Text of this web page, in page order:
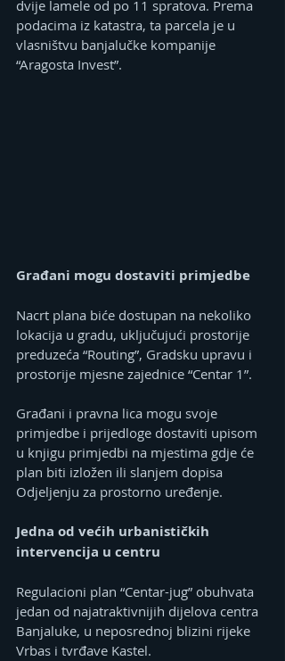
dvije lamele od po 11 spratova. Prema
podacima iz katastra, ta parcela je u
vlasništvu banjalučke kompanije
“Aragosta Invest”.
Građani mogu dostaviti primjedbe
Nacrt plana biće dostupan na nekoliko
lokacija u gradu, uključujući prostorije
preduzeća “Routing”, Gradsku upravu i
prostorije mjesne zajednice “Centar 1”.
Građani i pravna lica mogu svoje
primjedbe i prijedloge dostaviti upisom
u knjigu primjedbi na mjestima gdje će
plan biti izložen ili slanjem dopisa
Odjeljenju za prostorno uređenje.
Jedna od većih urbanističkih
intervencija u centru
Regulacioni plan “Centar-jug” obuhvata
jedan od najatraktivnijih dijelova centra
Banjaluke, u neposrednoj blizini rijeke
Vrbas i tvrđave Kastel.